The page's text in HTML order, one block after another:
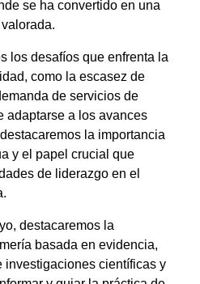
se ha convertido en una
los desafíos que enfrenta la
como la escasez de
de servicios de
adaptarse a los avances
la importancia
y el papel crucial que
de liderazgo en el
destacaremos la
basada en evidencia,
investigaciones científicas y